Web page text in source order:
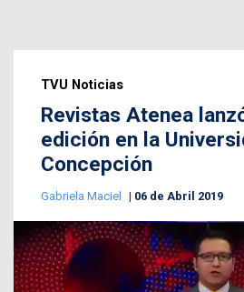
TVU Noticias
Revistas Atenea
edición en la
Concepción
Gabriela Maciel 06 de Abril 2019